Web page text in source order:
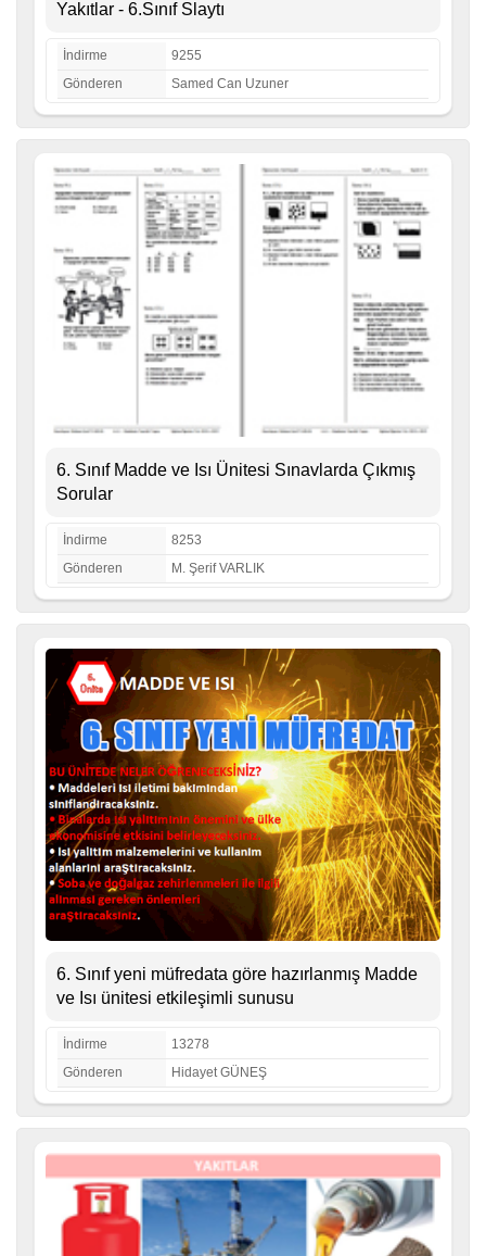
Yakıtlar - 6.Sınıf Slaytı
İndirme
9255
Gönderen
Samed Can Uzuner
6. Sınıf Madde ve Isı Ünitesi Sınavlarda Çıkmış
Sorular
İndirme
8253
Gönderen
M. Şerif VARLIK
6. Sınıf yeni müfredata göre hazırlanmış Madde
ve Isı ünitesi etkileşimli sunusu
İndirme
13278
Gönderen
Hidayet GÜNEŞ